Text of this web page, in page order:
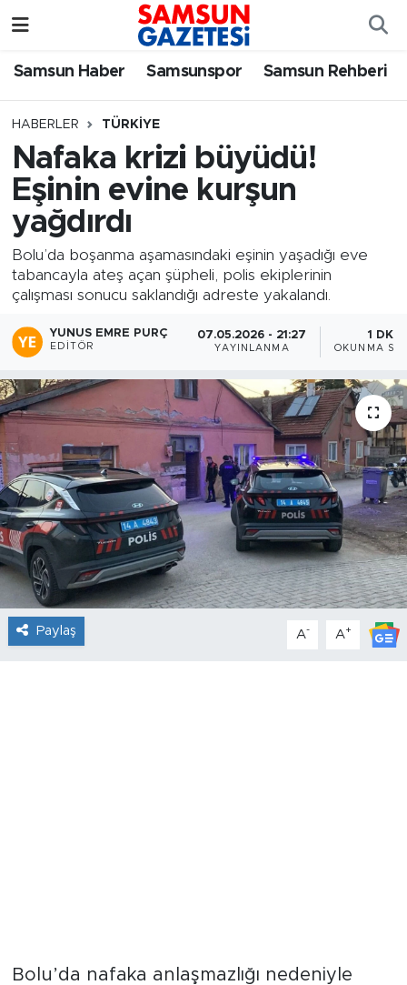
Samsun Haber Samsunspor Samsun Rehberi
HABERLER TÜRKIYE
Nafaka krizi büyüdü!
Eşinin evine kurşun
yağdırdı
Bolu’da boşanma aşamasındaki eşinin yaşadığı eve
tabancayla ateş açan şüpheli, polis ekiplerinin
çalışması sonucu saklandığı adreste yakalandı.
YUNUS EMRE PURÇ
EDITÖR
07.05.2026 - 21:27
YAYINLANMA
1 DK
OKUNMA
Paylaş A- A+
Bolu’da nafaka anlaşmazlığı nedeniyle
Samsun Haber
Samsunspor
Samsun Rehberi
Resmi İlanlar
Samsun Nöbetçi Eczaneler
Samsun Hava Durumu
SAMSUN Namaz Vakitleri
Samsun Trafik Yoğunluk Haritası
Süper Lig Puan Durumu ve Fikstür
Tüm Manşetler
Son Dakika Haberleri
Haber Arşivi